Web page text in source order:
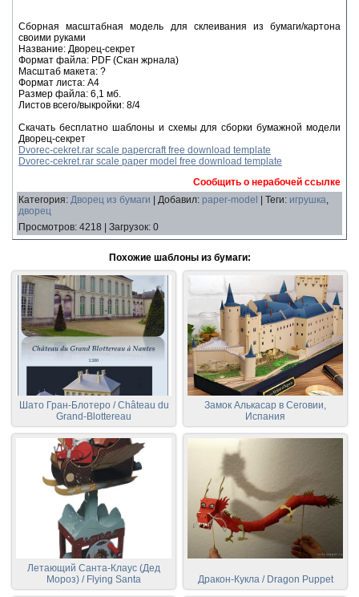
Сборная масштабная модель для склеивания из бумаги/картона
своими руками
Название: Дворец-секрет
Формат файла: PDF (Скан жрнала)
Масштаб макета: ?
Формат листа: А4
Размер файла: 6,1 мб.
Листов всего/выкройки: 8/4
Скачать бесплатно шаблоны и схемы для сборки бумажной модели
Дворец-секрет
Dvorec-cekret.rar scale papercraft free download template
Dvorec-cekret.rar scale paper model free download template
Сообщить о нерабочей ссылке
Категория: Дворец из бумаги Добавил: paper-model Теги: игрушка,
дворец
Просмотров: 4218 Загрузок: 0
Похожие шаблоны из бумаги:
Шато Гран-Блотеро / Château du
Grand-Blottereau
Замок Алькасар в Сеговии,
Испания
Летающий Санта-Клаус (Дед
Мороз) / Flying Santa
Дракон-Кукла / Dragon Puppet